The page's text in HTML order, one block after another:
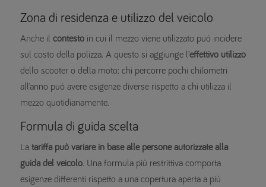
Zona di residenza e utilizzo del veicolo
Anche il contesto in cui il mezzo viene utilizzato può incidere
sul costo della polizza. A questo si aggiunge l’effettivo utilizzo
dello scooter o della moto: chi percorre pochi chilometri
all’anno può avere esigenze diverse rispetto a chi utilizza il
mezzo quotidianamente.
Formula di guida scelta
La tariffa può variare in base alle persone autorizzate alla
guida del veicolo. Una formula più restrittiva comporta
esigenze differenti rispetto a una copertura aperta a più